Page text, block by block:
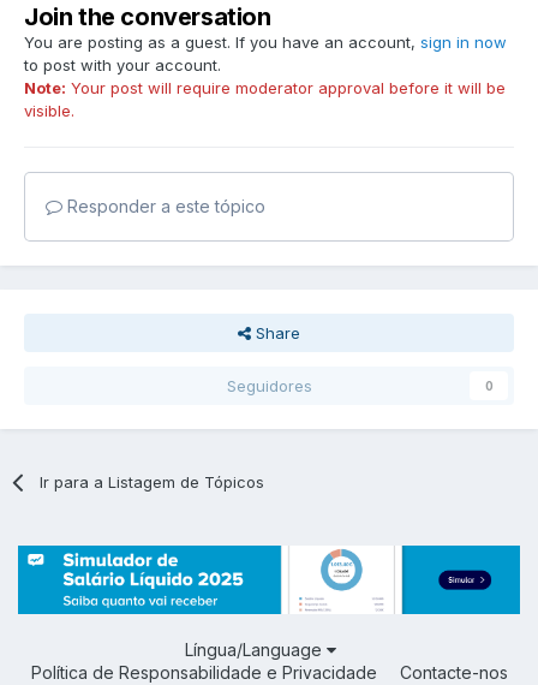
Join the conversation
You are posting as a guest. If you have an account, sign in now
to post with your account.
Note: Your post will require moderator approval before it will be
visible.
Responder a este tópico
Share
Seguidores 0
Ir para a Listagem de Tópicos
Língua/Language
Política de Responsabilidade e Privacidade
Contacte-nos